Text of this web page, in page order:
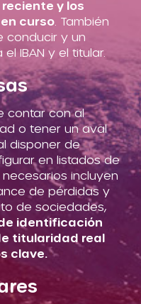
y los
curso . También
conducir y un
IBAN y el titular.
contar con al
o tener un aval
disponer de
en listados de
incluyen
de pérdidas y
de sociedades,
identificación
titularidad real
clave.